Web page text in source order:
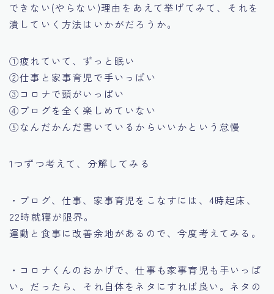
できない(やらない)理由をあえて挙げてみて、それを
潰していく方法はいかがだろうか。
①疲れていて、ずっと眠い
②仕事と家事育児で手いっぱい
③コロナで頭がいっぱい
④ブログを全く楽しめていない
⑤なんだかんだ書いているからいいかという怠慢
1つずつ考えて、分解してみる
・ブログ、仕事、家事育児をこなすには、4時起床、
22時就寝が限界。
運動と食事に改善余地があるので、今度考えてみる。
・コロナくんのおかげで、仕事も家事育児も手いっぱ
い。だったら、それ自体をネタにすれば良い。ネタの